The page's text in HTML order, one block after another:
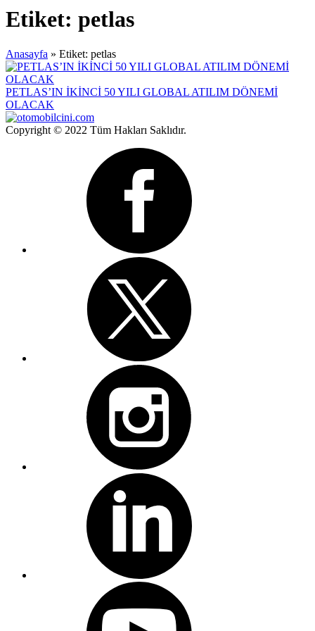
Etiket: petlas
Anasayfa » Etiket: petlas
PETLAS’IN İKİNCİ 50 YILI GLOBAL ATILIM DÖNEMİ
OLACAK
Copyright © 2022 Tüm Hakları Saklıdır.